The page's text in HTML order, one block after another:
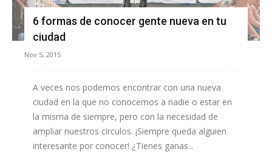
6 formas de conocer gente nueva en tu
ciudad
Nov 5, 2015
A veces nos podemos encontrar con una nueva
ciudad en la que no conocemos a nadie o estar en
la misma de siempre, pero con la necesidad de
ampliar nuestros círculos. ¡Siempre queda alguien
interesante por conocer! ¿Tienes ganas...